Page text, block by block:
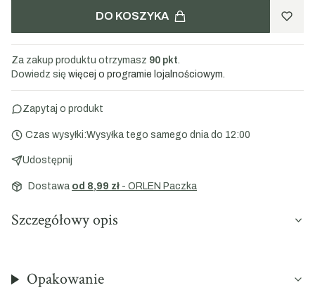
DO KOSZYKA
Za zakup produktu otrzymasz 90 pkt.
Dowiedz się więcej o programie lojalnościowym.
Zapytaj o produkt
Czas wysyłki:Wysyłka tego samego dnia do 12:00
Udostępnij
Dostawa od 8,99 zł - ORLEN Paczka
Szczegółowy opis
Opakowanie